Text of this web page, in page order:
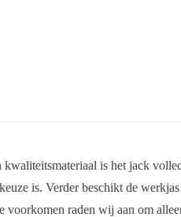
is het jack
is. Verder beschikt de
voorkomen raden wij aan om